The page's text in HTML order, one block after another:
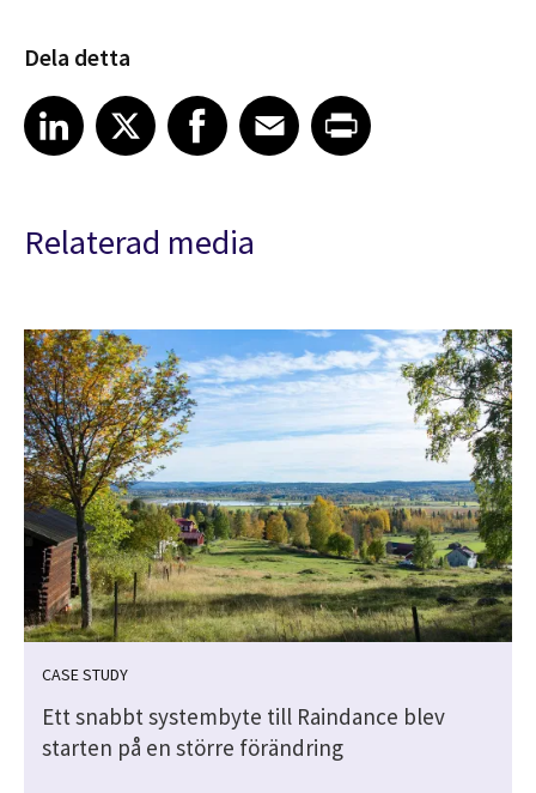
Dela detta
Share article on LinkedIn
LinkedIn
Share article on XShare article on Facebook
Facebook
Share article on Email
EmailShare article on Print
Relaterad media
CASE STUDY
Ett snabbt systembyte till Raindance blev
starten på en större förändring